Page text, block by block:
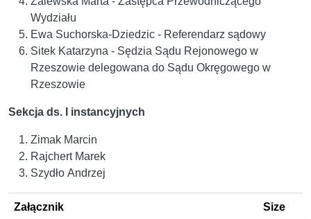
Wydziału
Ewa Suchorska-Dziedzic - Referendarz sądowy
Sitek Katarzyna - Sędzia Sądu Rejonowego w
Rzeszowie delegowana do Sądu Okręgowego w
Rzeszowie
Sekcja ds. I instancyjnych
Zimak Marcin
Rajchert Marek
Szydło Andrzej
Załącznik Size